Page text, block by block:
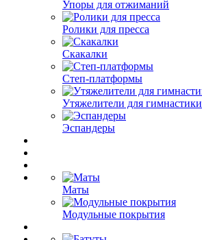
Упоры для отжиманий
Ролики для пресса
Скакалки
Степ-платформы
Утяжелители для гимнастики
Эспандеры
Маты
Модульные покрытия